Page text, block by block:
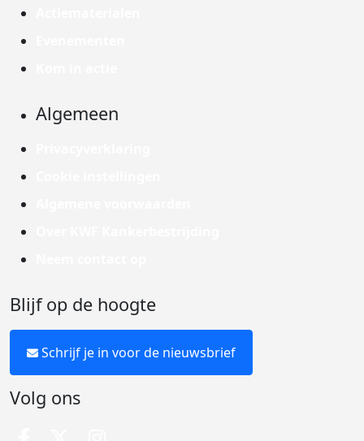
Algemeen
Blijf op de hoogte
Schrijf je in voor de nieuwsbrief
Volg ons